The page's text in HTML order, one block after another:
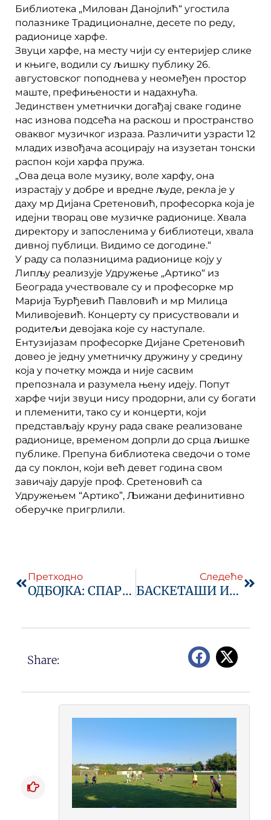
Библиотека „Милован Данојлић“ угостила
полазнике Традиционалне, десете по реду,
радионице харфе.
Звуци харфе, на месту чији су ентеријер слике
и књиге, водили су љишку публику 26.
августовског поподнева у неомеђен простор
маште, префињености и надахнућа.
Јединствен уметнички догађај сваке године
нас изнова подсећа на раскош и пространство
оваквог музичког израза. Различити узрасти 12
младих извођача асоцирају на изузетан тонски
распон који харфа пружа.
„Ова деца воле музику, воле харфу, она
израстају у добре и вредне људе, рекла је у
даху мр Дијана Сретеновић, професорка која је
идејни творац ове музичке радионице. Хвала
директору и запосленима у библиотеци, хвала
дивној публици. Видимо се догодине.“
У раду са полазницима радионице коју у
Липљу реализује Удружење „Артико“ из
Београда учествовале су и професорке мр
Марија Ђурђевић Павловић и мр Милица
Миливојевић. Концерту су присуствовали и
родитељи девојака које су наступале.
Ентузијазам професорке Дијане Сретеновић
довео је једну уметничку дружину у средину
која у почетку можда и није сасвим
препознала и разумела њену идеју. Попут
харфе чији звуци нису продорни, али су богати
и племенити, тако су и концерти, који
представљају круну рада сваке реализоване
радионице, временом допрли до срца љишке
публике. Препуна библиотека сведочи о томе
да су поклон, који већ девет година свом
завичају дарује проф. Сретеновић са
Удружењем “Артико”, Љижани дефинитивно
оберучке пригрлили.
Претходно
ОДБОЈКА: СПАРТАК ЦИЉА ПОВРАТАК У ЕЛИПУ
Следеће
БАСКЕТАШИ ИГРАЛИ ЗА ВИКТОРА
Share: